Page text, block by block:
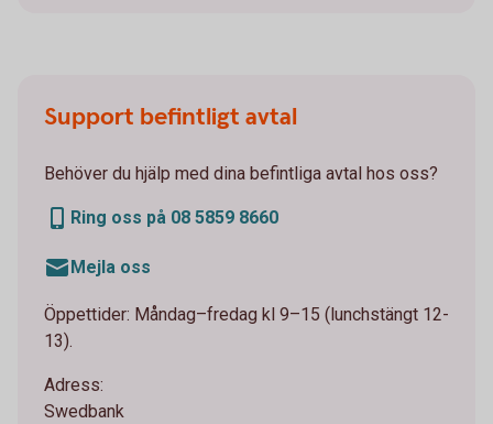
Support befintligt avtal
Behöver du hjälp med dina befintliga avtal hos oss?
Ring oss på 08 5859 8660
Mejla oss
Öppettider: Måndag–fredag kl 9–15 (lunchstängt 12-
13).
Adress:
Swedbank